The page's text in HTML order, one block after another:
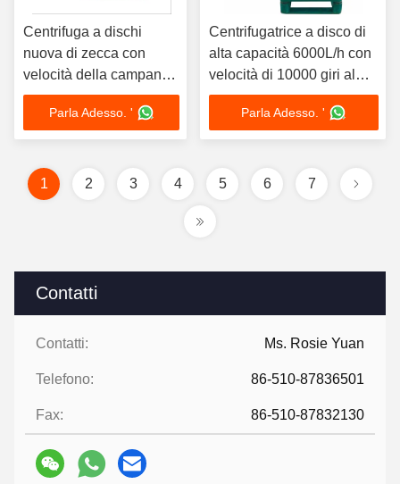
Contatti
Contatti: Ms. Rosie Yuan
Telefono: 86-510-87836501
Fax: 86-510-87832130
Centrifuga a dischi
nuova di zecca con
velocità della campana
di 4000 - 10000 rpm e
forza centrifuga > 10.000
g per un volume della
Parla Adesso. '
Centrifugatrice a disco di
alta capacità 6000L/h con
velocità di 10000 giri al
minuto e 10000 g di forza
centrifuga per la
lavorazione di VCO
Parla Adesso. '
1 2 3 4 5 6 7